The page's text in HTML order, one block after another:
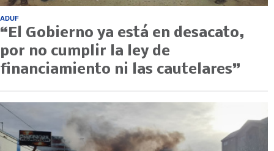
ADUF
“El Gobierno ya está en desacato,
por no cumplir la ley de
financiamiento ni las cautelares”